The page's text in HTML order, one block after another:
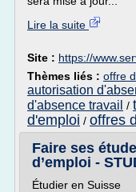
Lire la suite
Site : https://
Thèmes liés : offre
autorisation
d'absence travail /
d'emploi / offres
Faire ses
d’emploi -
Étudier en Suisse